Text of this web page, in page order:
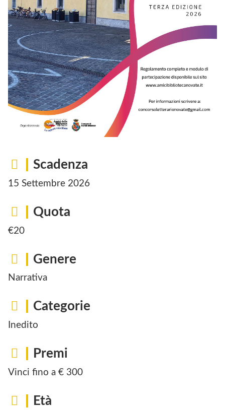
Scadenza
15 Settembre 2026
Quota
€20
Genere
Narrativa
Categorie
Inedito
Premi
Vinci fino a € 300
Età